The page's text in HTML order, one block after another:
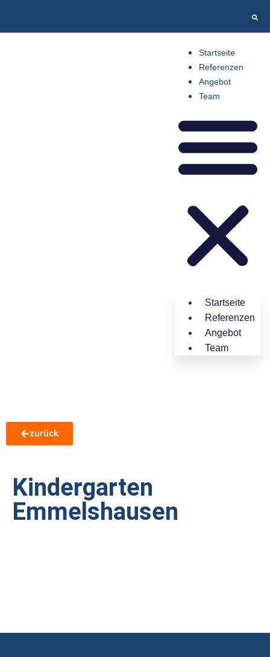
Startseite
Referenzen
Angebot
Team
Startseite
Referenzen
Angebot
Team
zurück
Kindergarten
Emmelshausen